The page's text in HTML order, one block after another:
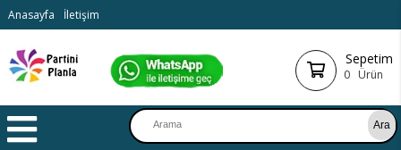
Anasayfa İletişim
Sepetim
0 Ürün